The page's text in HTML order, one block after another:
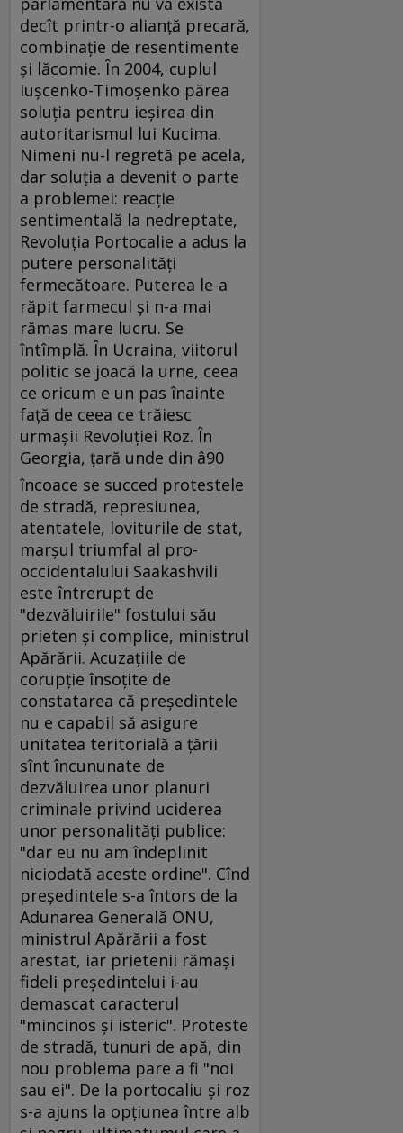
decît printr-o alianţă precară,
combinaţie de resentimente
şi lăcomie. În 2004, cuplul
Iuşcenko-Timoşenko părea
soluţia pentru ieşirea din
autoritarismul lui Kucima.
Nimeni nu-l regretă pe acela,
dar soluţia a devenit o parte
a problemei: reacţie
sentimentală la nedreptate,
Revoluţia Portocalie a adus la
putere personalităţi
fermecătoare. Puterea le-a
răpit farmecul şi n-a mai
rămas mare lucru. Se
întîmplă. În Ucraina, viitorul
politic se joacă la urne, ceea
ce oricum e un pas înainte
faţă de ceea ce trăiesc
urmaşii Revoluţiei Roz. În
Georgia, ţară unde din â90
încoace se succed protestele
de stradă, represiunea,
atentatele, loviturile de stat,
marşul triumfal al pro-
occidentalului Saakashvili
este întrerupt de
"dezvăluirile" fostului său
prieten şi complice, ministrul
Apărării. Acuzaţiile de
corupţie însoţite de
constatarea că preşedintele
nu e capabil să asigure
unitatea teritorială a ţării
sînt încununate de
dezvăluirea unor planuri
criminale privind uciderea
unor personalităţi publice:
"dar eu nu am îndeplinit
niciodată aceste ordine". Cînd
preşedintele s-a întors de la
Adunarea Generală ONU,
ministrul Apărării a fost
arestat, iar prietenii rămaşi
fideli preşedintelui i-au
demascat caracterul
"mincinos şi isteric". Proteste
de stradă, tunuri de apă, din
nou problema pare a fi "noi
sau ei". De la portocaliu şi roz
s-a ajuns la opţiunea între alb